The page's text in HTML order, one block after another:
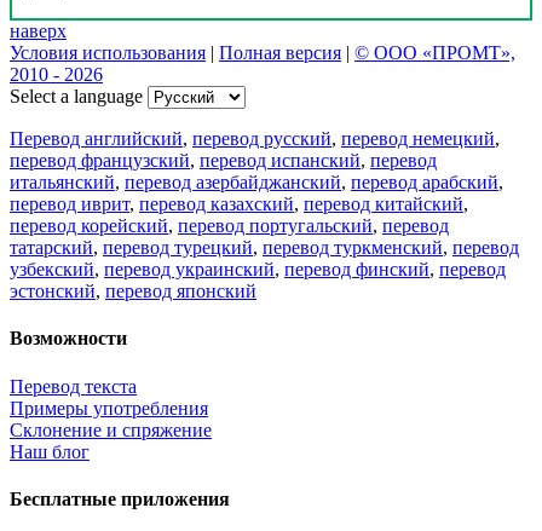
наверх
Условия использования | Полная версия | © ООО «ПРОМТ»,
2010 - 2026
Select a language
Перевод английский, перевод русский, перевод немецкий,
перевод французский, перевод испанский, перевод
итальянский, перевод азербайджанский, перевод арабский,
перевод иврит, перевод казахский, перевод китайский,
перевод корейский, перевод португальский, перевод
татарский, перевод турецкий, перевод туркменский, перевод
узбекский, перевод украинский, перевод финский, перевод
эстонский, перевод японский
Возможности
Перевод текста
Примеры употребления
Склонение и спряжение
Наш блог
Бесплатные приложения